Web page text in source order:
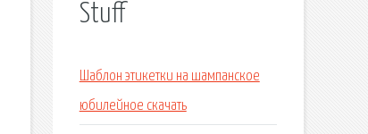
Stuff
Шаблон этикетки на шампанское
юбилейное скачать